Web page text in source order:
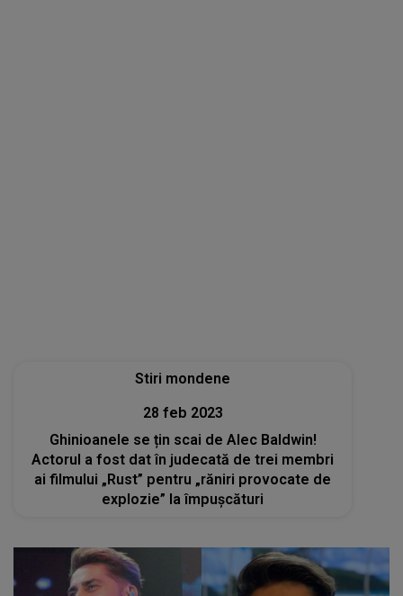
06 feb 2023
Connect-R, confesiuni emoționante:
”Stomacul este al doilea creier”. Cum s-a